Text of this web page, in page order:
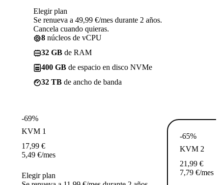
Elegir plan
Se renueva a 49,99 €/mes durante 2 años.
Cancela cuando quieras.
8 núcleos de vCPU
32 GB de RAM
400 GB de espacio en disco NVMe
32 TB de ancho de banda
-69%
KVM 1
17,99 €
5,49 €/mes
Elegir plan
-65%
KVM 2
21,99 €
7,79 €/mes